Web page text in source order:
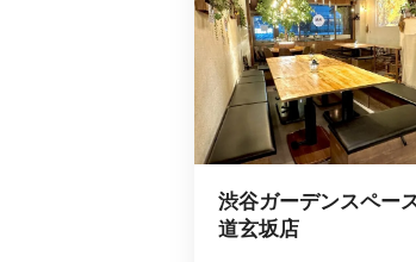
渋谷ガーデンスペー
道玄坂店